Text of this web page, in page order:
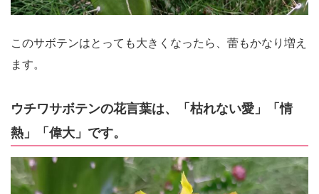
このサボテンはとっても大きくなったら、蕾もかなり増え
ます。
ウチワサボテンの花言葉は、「枯れない愛」「情
熱」「偉大」です。